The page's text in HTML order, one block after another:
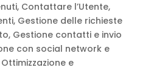
Contattare l’Utente,
Gestione delle richieste
Gestione contatti e invio
con social network e
e